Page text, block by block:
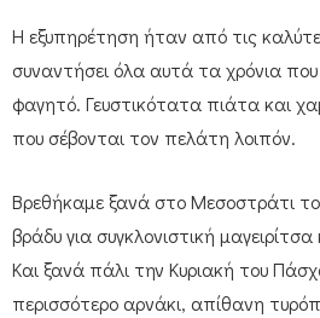
Η εξυπηρέτηση ήταν από τις
συναντήσει όλα αυτά τα χρόνια που
φαγητό. Γευστικότατα πιάτα και
που σέβονται τον πελάτη λοιπόν.
Βρεθήκαμε ξανά στο Μεσοστράτι
βράδυ για συγκλονιστική
Και ξανά πάλι την Κυριακή του
περισσότερο αρνάκι, απίθανη